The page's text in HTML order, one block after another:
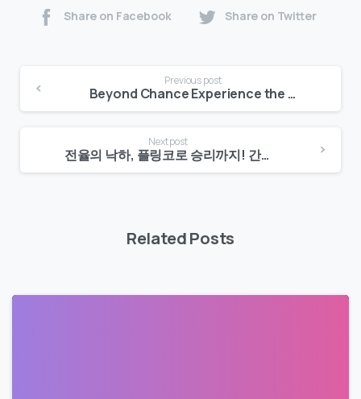
Share on Facebook Share on Twitter
Previous post
Beyond Chance Experience the Thrill of a Plinko Game and Win Up to 1000x Your Bet!
Next post
전율의 낙하, 플링코로 승리까지! 간편하게 즐기는 행운의 게임
Related Posts